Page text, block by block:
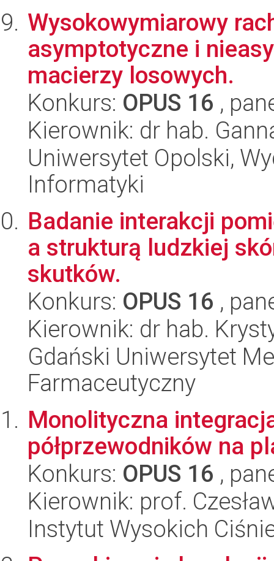
Wysokowymiarowy
asymptotyczne i
macierzy losowych.
Konkurs: OPUS 16 ,
Kierownik: dr hab.
Uniwersytet Opolski,
Informatyki
Badanie interakcji
a strukturą ludzkiej
skutków.
Konkurs: OPUS 16 ,
Kierownik: dr hab.
Gdański Uniwersytet
Farmaceutyczny
Monolityczna
półprzewodników na
Konkurs: OPUS 16 ,
Kierownik: prof.
Instytut Wysokich